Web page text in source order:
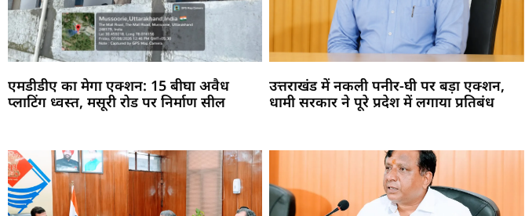
एमडीडीए का मेगा एक्शन: 15 बीघा अवैध
प्लाटिंग ध्वस्त, मसूरी रोड पर निर्माण सील
उत्तराखंड में नकली पनीर-घी पर बड़ा एक्शन,
धामी सरकार ने पूरे प्रदेश में लगाया प्रतिबंध